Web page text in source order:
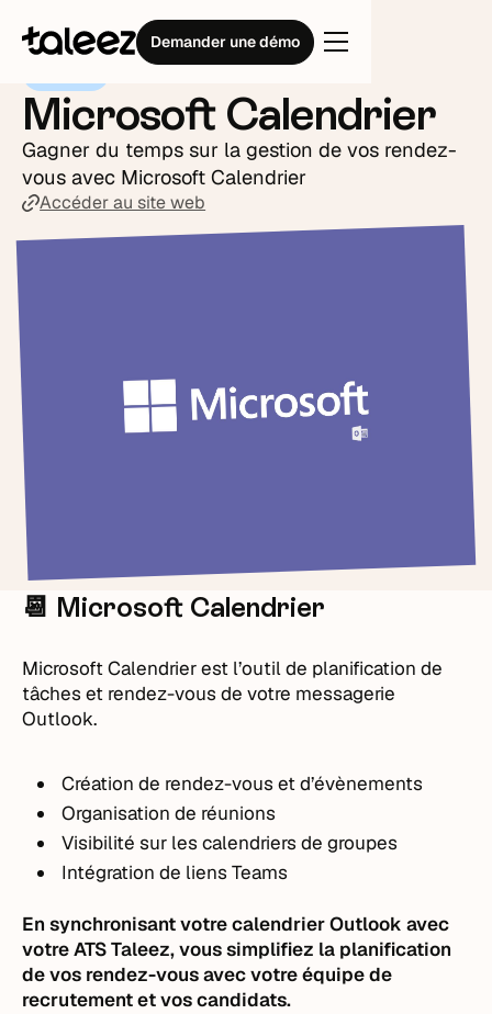
Demander une démo
Intégrations Microsoft Calendrier
Microsoft Calendrier
Gagner du temps sur la gestion de vos rendez-
vous avec Microsoft Calendrier
Accéder au site web
📆 Microsoft Calendrier
Microsoft Calendrier est l’outil de planification de
tâches et rendez-vous de votre messagerie
Outlook.
Création de rendez-vous et d’évènements
Organisation de réunions
Visibilité sur les calendriers de groupes
Intégration de liens Teams
En synchronisant votre calendrier Outlook avec
votre ATS Taleez, vous simplifiez la planification
de vos rendez-vous avec votre équipe de
recrutement et vos candidats.